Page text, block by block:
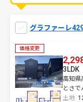
グラファーレ
価格変更
高知県
とさ
土地
3LDK